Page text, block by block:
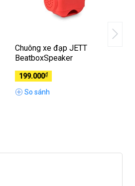
Chuông xe đạp JETT
BeatboxSpeaker
199.000₫
So sánh